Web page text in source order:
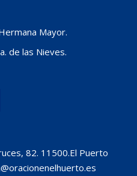
Mayor.
de las Nieves.
82. 11500.El Puerto